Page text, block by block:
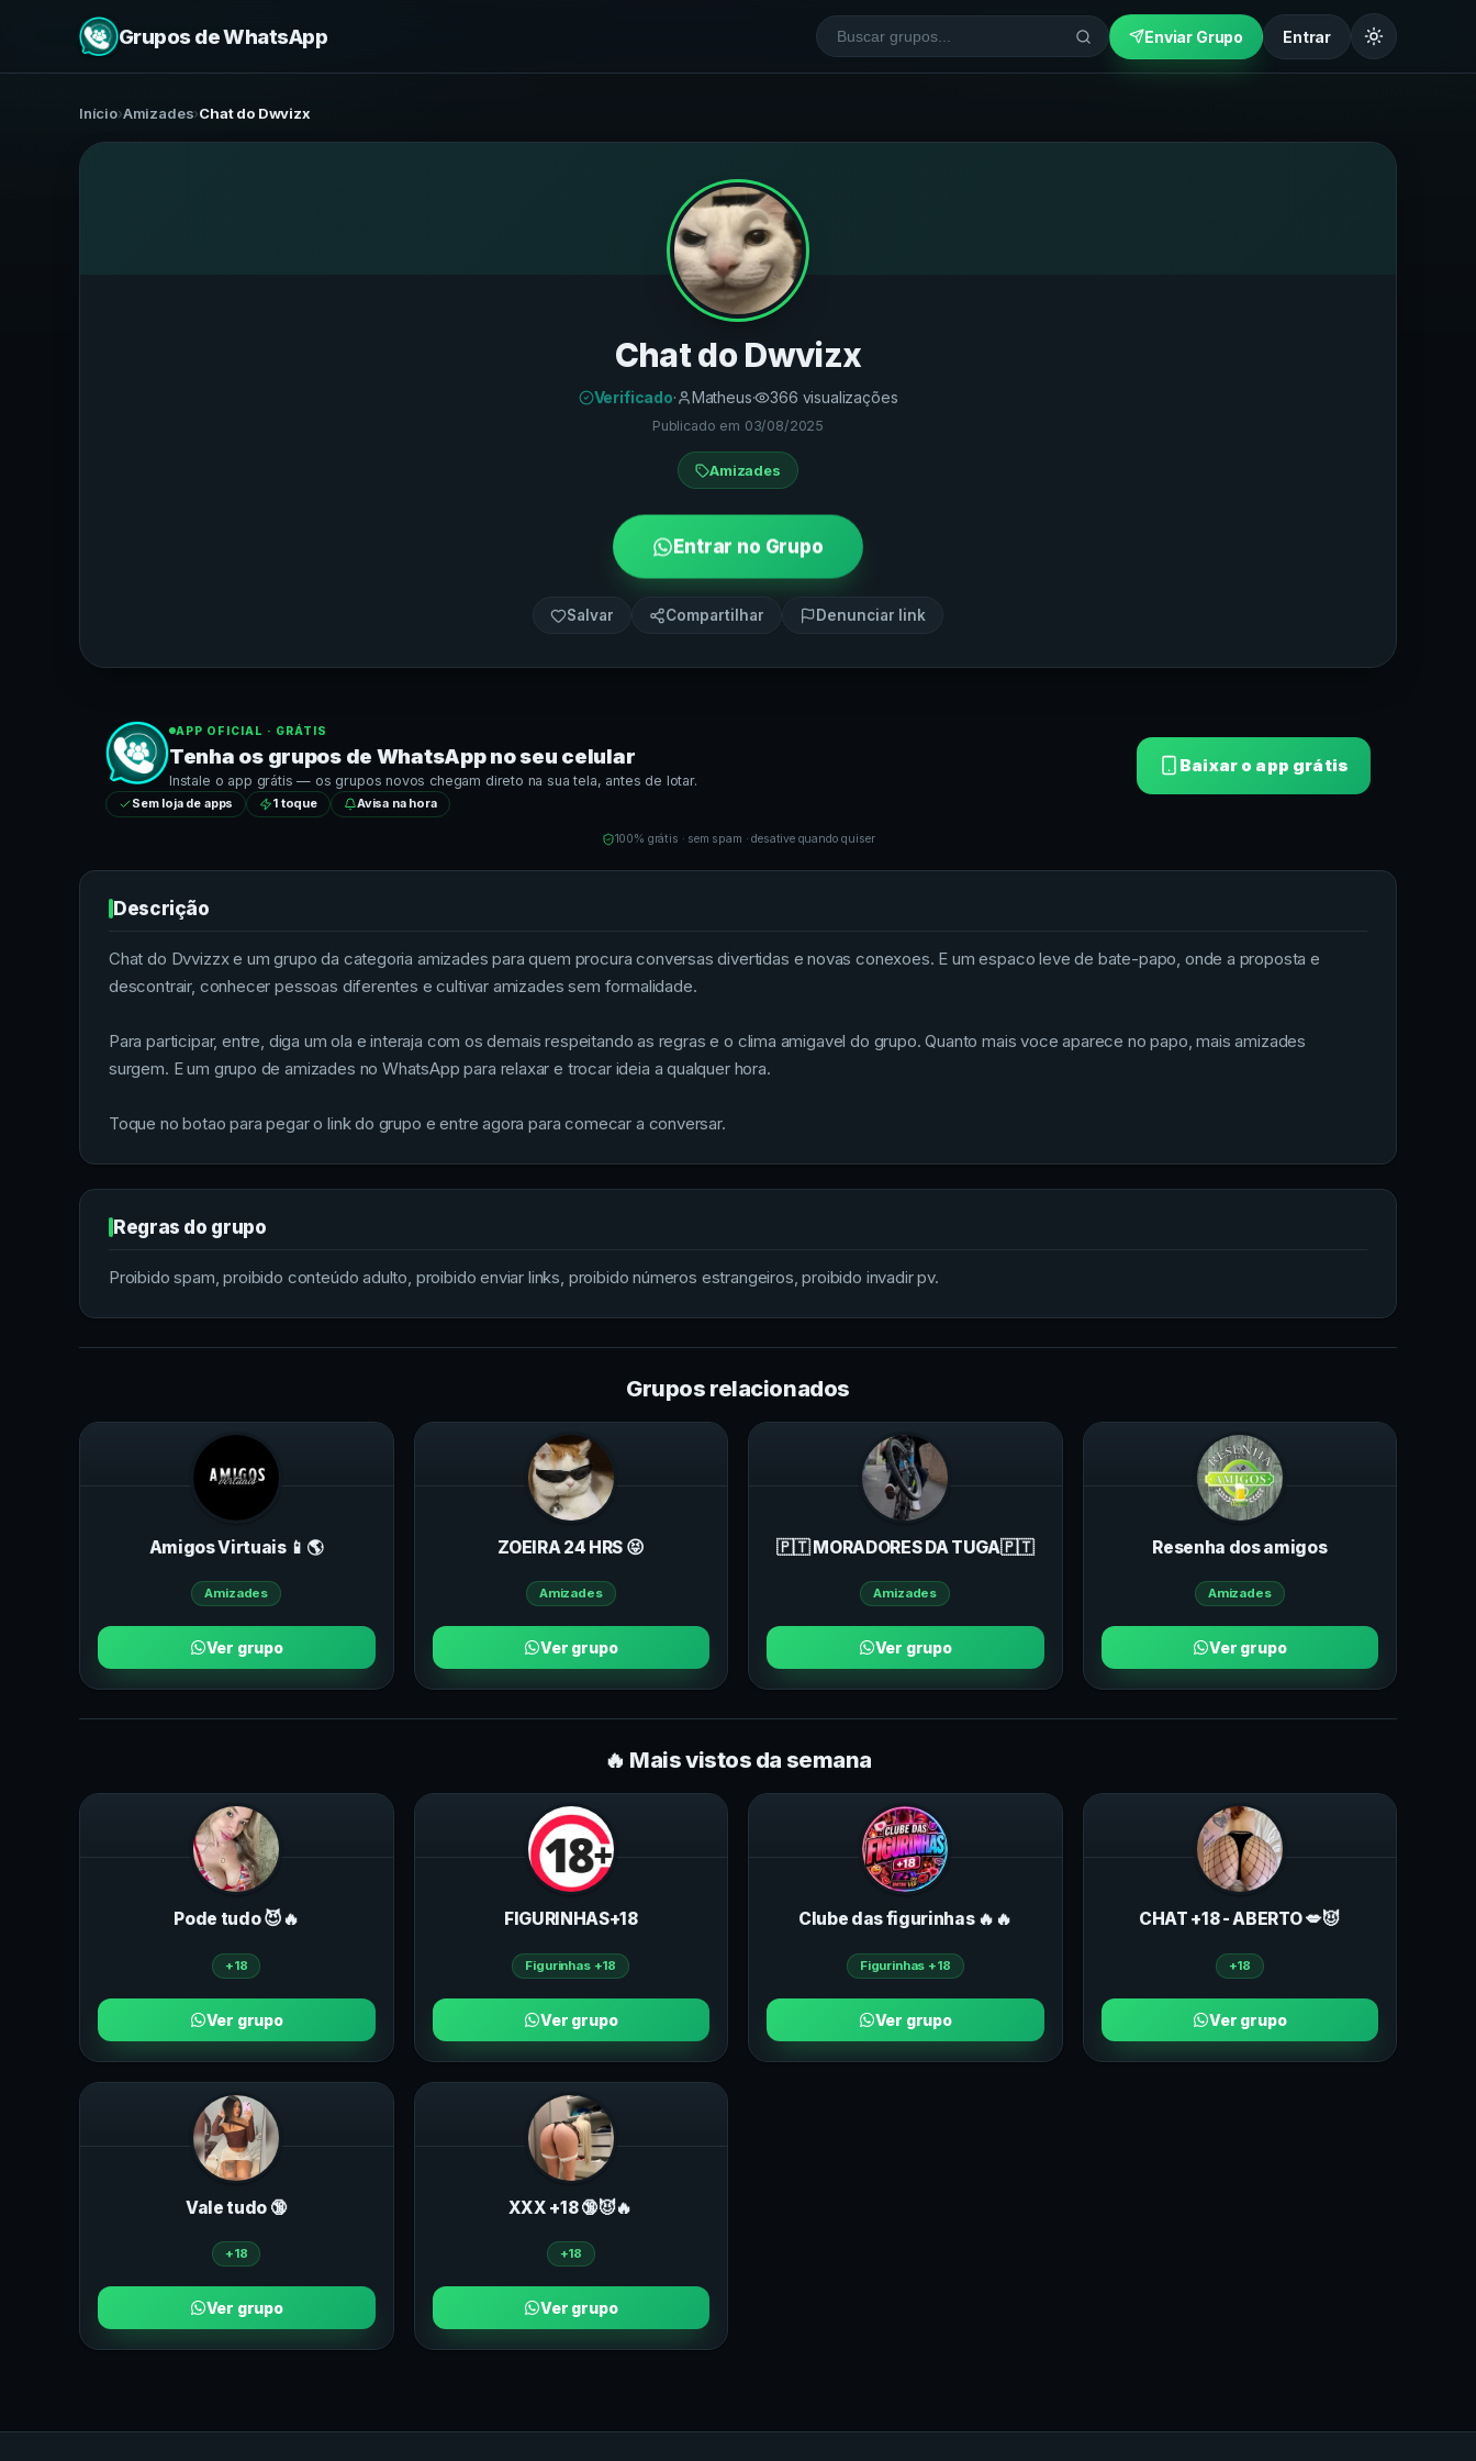
Grupos de WhatsApp Enviar Grupo Entrar
Início›Amizades›Chat do Dwvizx
Chat do Dwvizx
Verificado· Matheus· 366 visualizações
Publicado em 03/08/2025
Amizades
Entrar no Grupo
Salvar Compartilhar Denunciar link
APP OFICIAL · GRÁTIS
Tenha os grupos de WhatsAppno seu celular
Instale o app grátis — os grupos novos chegam direto na sua tela, antes de lotar.
Sem loja de apps 1 toque Avisa na hora
Baixar o app grátis
100% grátis · sem spam · desative quando quiser
Descrição
Chat do Dvvizzx e um grupo da categoria amizades para quem procura conversas divertidas e novas conexoes. E um espaco leve de bate-papo, onde a proposta e
descontrair, conhecer pessoas diferentes e cultivar amizades sem formalidade.
Para participar, entre, diga um ola e interaja com os demais respeitando as regras e o clima amigavel do grupo. Quanto mais voce aparece no papo, mais amizades
surgem. E um grupo de amizades no WhatsApp para relaxar e trocar ideia a qualquer hora.
Toque no botao para pegar o link do grupo e entre agora para comecar a conversar.
Regras do grupo
Proibido spam, proibido conteúdo adulto, proibido enviar links, proibido números estrangeiros, proibido invadir pv.
Grupos relacionados
Amigos Virtuais 📱🌎
Amizades
Ver grupo
ZOEIRA 24 HRS 😝
Amizades
Ver grupo
🇵🇹 MORADORES DA TUGA🇵🇹
Amizades
Ver grupo
Resenha dos amigos
Amizades
Ver grupo
🔥 Mais vistos da semana
Pode tudo 😈🔥
+18
Ver grupo
FIGURINHAS+18
Figurinhas +18
Ver grupo
Clube das figurinhas 🔥🔥
Figurinhas +18
Ver grupo
CHAT +18 - ABERTO 💋😈
+18
Ver grupo
Vale tudo 🔞
+18
Ver grupo
ХXХ +18 🔞😈🔥
+18
Ver grupo